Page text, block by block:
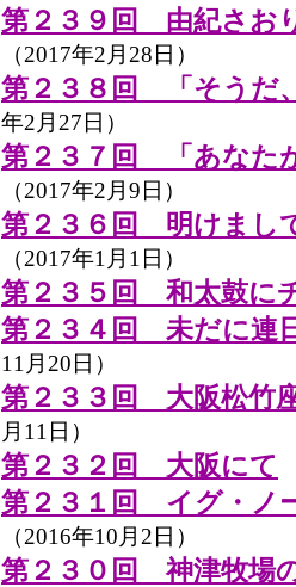
第２３９回 由紀さお
（2017年2月28日）
第２３８回 「そうだ
年2月27日）
第２３７回 「あなた
（2017年2月9日）
第２３６回 明けまし
（2017年1月1日）
第２３５回 和太鼓に
第２３４回 未だに連
11月20日）
第２３３回 大阪松竹
月11日）
第２３２回 大阪にて
第２３１回 イグ・ノ
（2016年10月2日）
第２３０回 神津牧場